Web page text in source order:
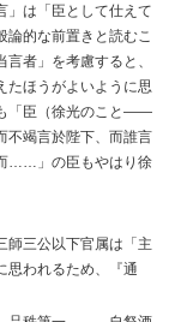
」は「臣として仕えて
的な前置きと読むこ
者」を考慮すると、
たほうがよいように思
「臣（徐光のこと――
不竭言於陛下、而誰言
……」の臣もやはり徐
師三公以下官属は「主
思われるため、『通